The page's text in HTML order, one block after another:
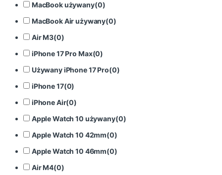
MacBook używany(0)
MacBook Air używany(0)
Air M3(0)
iPhone 17 Pro Max(0)
Używany iPhone 17 Pro(0)
iPhone 17(0)
iPhone Air(0)
Apple Watch 10 używany(0)
Apple Watch 10 42mm(0)
Apple Watch 10 46mm(0)
Air M4(0)